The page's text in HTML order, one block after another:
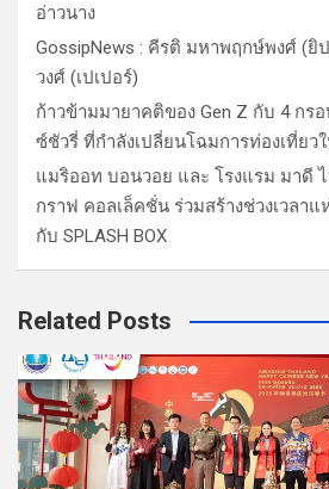
อ่าวนาง
GossipNews : คีรติ มหาพฤกษ์พงศ์ (ยิ
วงศ์ (เปเปอร์)
ก้าวข้ามมายาคติของ Gen Z กับ 4 กร
ซ์ชัวรี่ ที่กำลังเปลี่ยนโฉมการท่องเที่ยว
แมริออท บอนวอย และ โรงแรม มาดี
กราฟ คอลเล็คชั่น ร่วมสร้างช่วงเวลา
กับ SPLASH BOX
Related Posts